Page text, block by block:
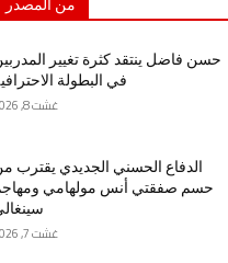
من المصدر
حسن فاضل ينتقد كثرة تغيير
في البطولة
غشت 8, 2026
الدفاع الحسني الجديدي يقترب
حسم صفقتي أنس مولهامي
غشت 7, 2026